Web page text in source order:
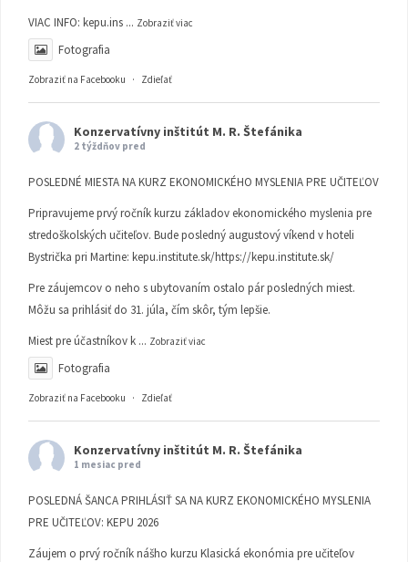
VIAC INFO: kepu.ins ... Zobraziť viac
Fotografia
Zobraziť na Facebooku · Zdieľať
Konzervatívny inštitút M. R. Štefánika
2 týždňov pred
POSLEDNÉ MIESTA NA KURZ EKONOMICKÉHO MYSLENIA PRE UČITEĽOV
Pripravujeme prvý ročník kurzu základov ekonomického myslenia pre
stredoškolských učiteľov. Bude posledný augustový víkend v hoteli
Bystrička pri Martine: kepu.institute.sk/https://kepu.institute.sk/
Pre záujemcov o neho s ubytovaním ostalo pár posledných miest.
Môžu sa prihlásiť do 31. júla, čím skôr, tým lepšie.
Miest pre účastníkov k ... Zobraziť viac
Fotografia
Zobraziť na Facebooku · Zdieľať
Konzervatívny inštitút M. R. Štefánika
1 mesiac pred
POSLEDNÁ ŠANCA PRIHLÁSIŤ SA NA KURZ EKONOMICKÉHO MYSLENIA
PRE UČITEĽOV: KEPU 2026
Záujem o prvý ročník nášho kurzu Klasická ekonómia pre učiteľov